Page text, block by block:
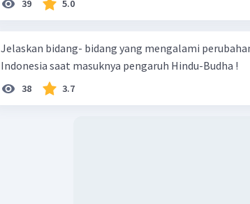
Iklan
39 5.0
Jelaskan bidang- bidang yang mengalami
Indonesia saat masuknya pengaruh Hindu-Budha !
38 3.7